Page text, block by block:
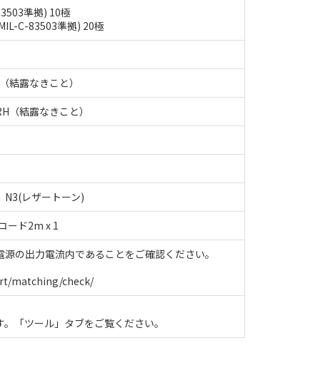
準拠) 10極
C-83503準拠) 20極
露なきこと）
結露なきこと）
レザートーン)
ード2m x 1
の出力電流内であることをご確認ください。
matching/check/
「ツール」タブをご覧ください。